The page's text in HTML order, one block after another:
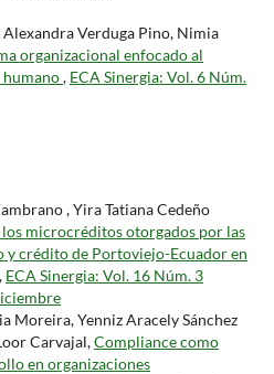
Verduga Pino, Nimia
organizacional enfocado al
humano, ECA Sinergia: Vol. 6 Núm.
, Yira Tatiana Cedeño
los microcréditos otorgados por las
y crédito de Portoviejo-Ecuador en
, ECA Sinergia: Vol. 16 Núm. 3
Moreira, Yenniz Aracely Sánchez
Carvajal,Compliance como
en organizaciones